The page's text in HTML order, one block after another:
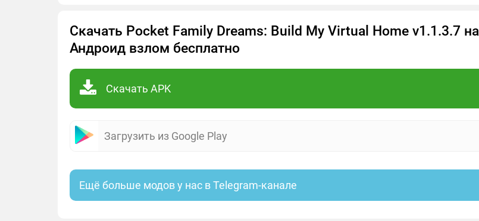
Скачать Pocket Family Dreams: Build My Virtual Home v1.1.3.7 на
Андроид взлом бесплатно
Скачать APK
Загрузить из Google Play
Ещё больше модов у нас в Telegram-канале